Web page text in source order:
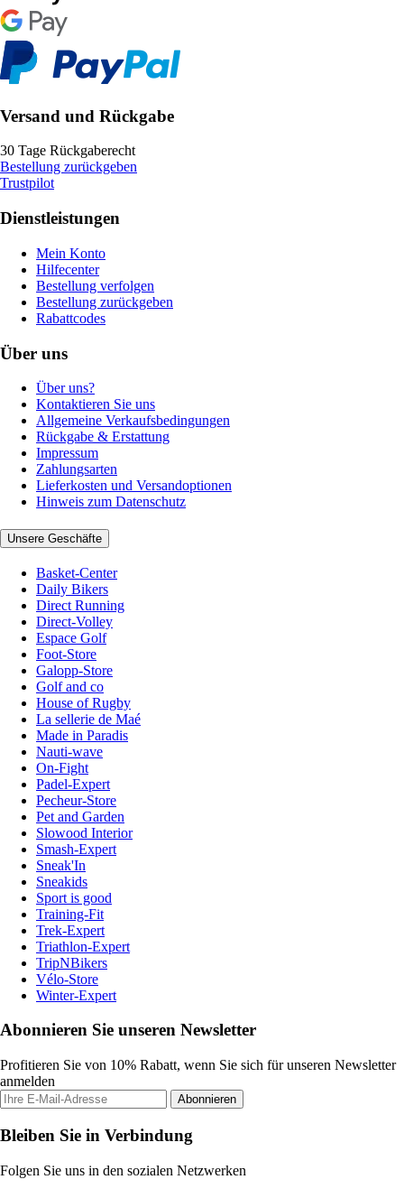
Versand und Rückgabe
30 Tage Rückgaberecht
Bestellung zurückgeben
Trustpilot
Dienstleistungen
Mein Konto
Hilfecenter
Bestellung verfolgen
Bestellung zurückgeben
Rabattcodes
Über uns
Über uns?
Kontaktieren Sie uns
Allgemeine Verkaufsbedingungen
Rückgabe & Erstattung
Impressum
Zahlungsarten
Lieferkosten und Versandoptionen
Hinweis zum Datenschutz
Unsere Geschäfte
Basket-Center
Daily Bikers
Direct Running
Direct-Volley
Espace Golf
Foot-Store
Galopp-Store
Golf and co
House of Rugby
La sellerie de Maé
Made in Paradis
Nauti-wave
On-Fight
Padel-Expert
Pecheur-Store
Pet and Garden
Slowood Interior
Smash-Expert
Sneak'In
Sneakids
Sport is good
Training-Fit
Trek-Expert
Triathlon-Expert
TripNBikers
Vélo-Store
Winter-Expert
Abonnieren Sie unseren Newsletter
Profitieren Sie von 10% Rabatt, wenn Sie sich für unseren Newsletter
anmelden
Abonnieren
Bleiben Sie in Verbindung
Folgen Sie uns in den sozialen Netzwerken